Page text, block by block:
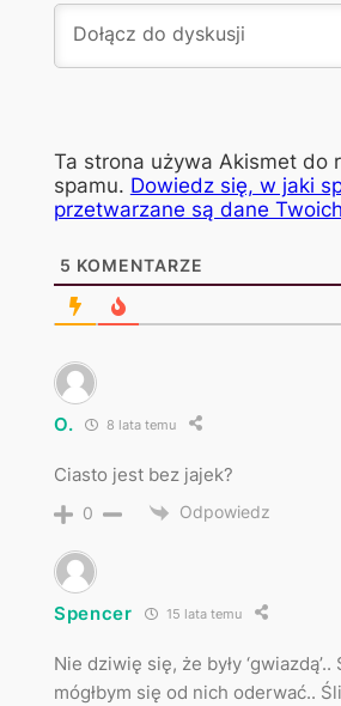
Ta strona używa Akismet do
spamu. Dowiedz się, w jaki
przetwarzane są dane
5 KOMENTARZE
O. 8 lata temu
Ciasto jest bez jajek?
0 Odpowiedz
Spencer 15 lata temu
Nie dziwię się, że były ‘gwiazdą’..
mógłbym się od nich oderwać..